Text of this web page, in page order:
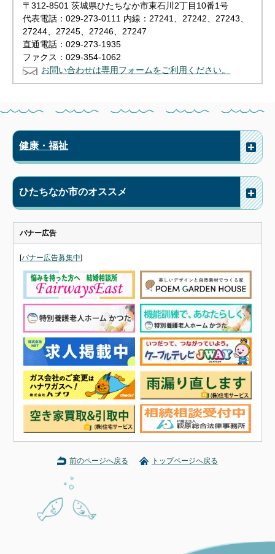
〒312-8501 茨城県ひたちなか市東石川2丁目10番1号
代表電話：029-273-0111 内線：27241、27242、27243、
27244、27245、27246、27247
直通電話：029-273-1935
ファクス：029-354-1062
お問い合わせは専用フォームをご利用ください。
健康・福祉
ひたちなか市のオススメ
バナー広告
[バナー広告募集中]
前のページへ戻る トップページへ戻る